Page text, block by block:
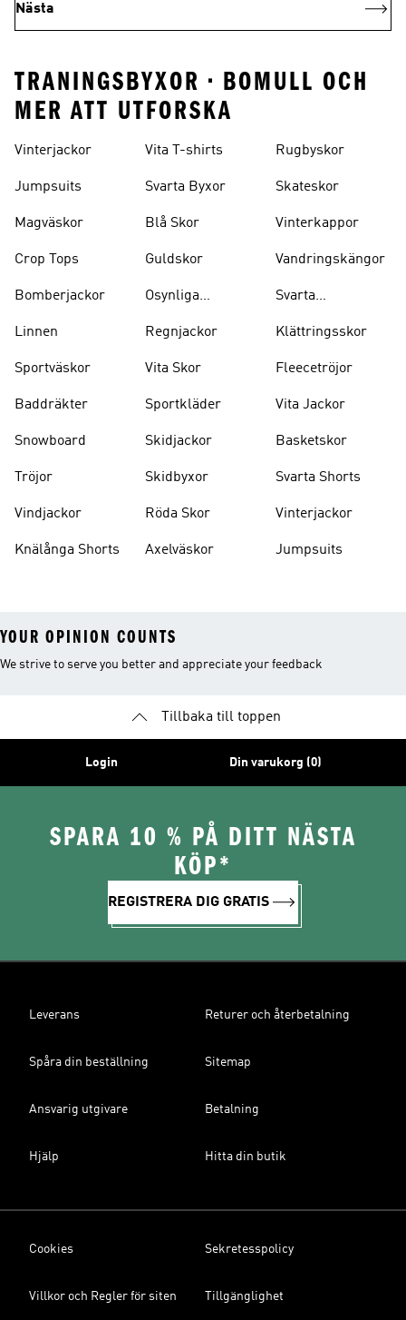
Nästa
TRANINGSBYXOR • BOMULL OCH
MER ATT UTFORSKA
Vinterjackor
Jumpsuits
Magväskor
Crop Tops
Bomberjackor
Linnen
Sportväskor
Baddräkter
Snowboard
Tröjor
Vindjackor
Knälånga Shorts
Vita T-shirts
Svarta Byxor
Blå Skor
Guldskor
Osynliga
Regnjackor
Vita Skor
Sportkläder
Skidjackor
Skidbyxor
Röda Skor
Axelväskor
Rugbyskor
Skateskor
Vinterkappor
Vandringskängor
Svarta
Klättringsskor
Fleecetröjor
Vita Jackor
Basketskor
Svarta Shorts
Vinterjackor
Jumpsuits
YOUR OPINION COUNTS
We strive to serve you better and appreciate your feedback
Tillbaka till toppen
Login Din varukorg (0)
SPARA 10 % PÅ DITT NÄSTA
KÖP*
REGISTRERA DIG GRATIS
Leverans Returer och återbetalning
Spåra din beställning Sitemap
Ansvarig utgivare Betalning
Hjälp Hitta din butik
Cookies Sekretesspolicy
Villkor och Regler för siten Tillgänglighet